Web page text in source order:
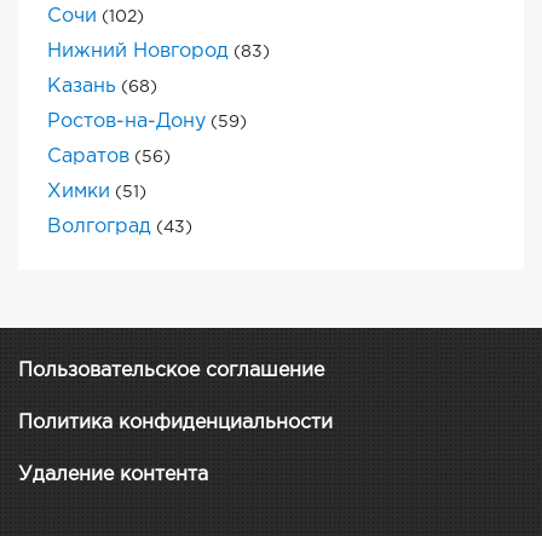
Сочи (102)
Нижний Новгород (83)
Казань (68)
Ростов-на-Дону (59)
Саратов (56)
Химки (51)
Волгоград (43)
Пользовательское соглашение
Политика конфиденциальности
Удаление контента